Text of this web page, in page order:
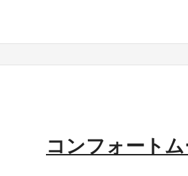
コンフォート